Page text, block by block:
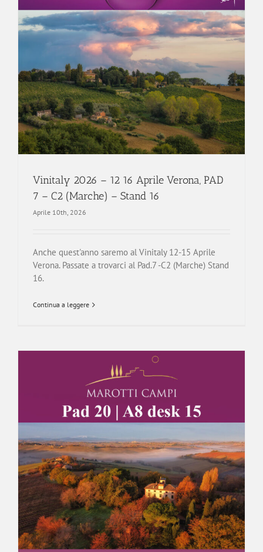
Vinitaly 2026 – 12 16 Aprile Verona, PAD
7 – C2 (Marche) – Stand 16
Aprile 10th, 2026
Anche quest'anno saremo al Vinitaly 12-15 Aprile
Verona. Passate a trovarci al Pad.7 -C2 (Marche) Stand
16.
Continua a leggere